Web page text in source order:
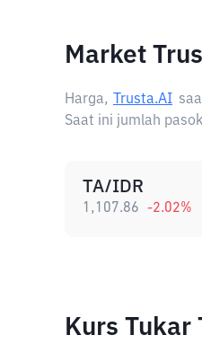
Market
Harga, Trusta.AI
Saat ini jumlah
TA/IDR
1,107.86 -2.02%
Kurs